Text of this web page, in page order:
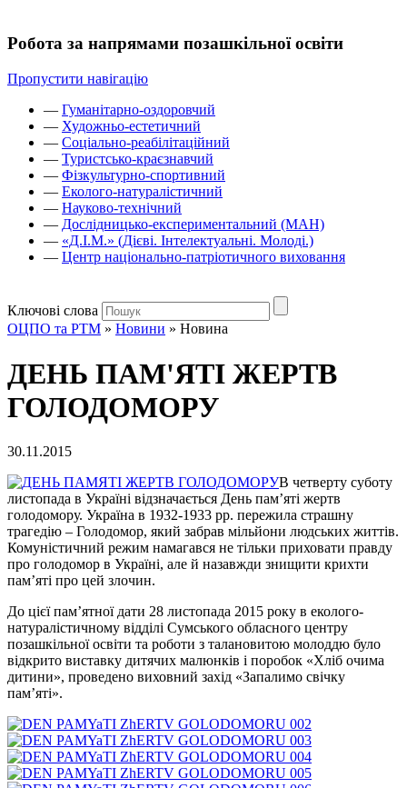
Робота за напрямами позашкільної освіти
Пропустити навігацію
— Гуманітарно-оздоровчий
— Художньо-естетичний
— Соціально-реабілітаційний
— Туристсько-краєзнавчий
— Фізкультурно-спортивний
— Еколого-натуралістичний
— Науково-технічний
— Дослідницько-експериментальний (МАН)
— «Д.І.М.» (Дієві. Інтелектуальні. Молоді.)
— Центр національно-патріотичного виховання
Ключові слова
ОЦПО та РТМ » Новини » Новина
ДЕНЬ ПАМ'ЯТІ ЖЕРТВ
ГОЛОДОМОРУ
30.11.2015
В четверту суботу
листопада в Україні відзначається День пам’яті жертв
голодомору. Україна в 1932-1933 рр. пережила страшну
трагедію – Голодомор, який забрав мільйони людських життів.
Комуністичний режим намагався не тільки приховати правду
про голодомор в Україні, але й назавжди знищити крихти
пам’яті про цей злочин.
До цієї пам’ятної дати 28 листопада 2015 року в еколого-
натуралістичному відділі Сумського обласного центру
позашкільної освіти та роботи з талановитою молоддю було
відкрито виставку дитячих малюнків і поробок «Хліб очима
дитини», проведено виховний захід «Запалимо свічку
пам’яті».